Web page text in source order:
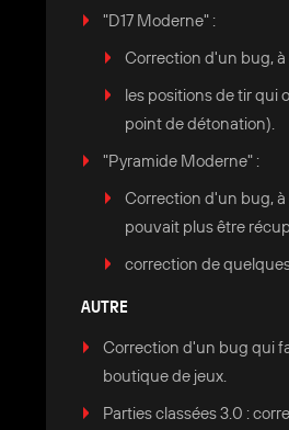
"D17 Moderne" :
Correction d'un bug, à
les positions de tir qui
point de détonation).
"Pyramide Moderne" :
Correction d'un bug,
pouvait plus être
correction de
AUTRE
Correction d'un bug qui
boutique de jeux.
Parties classées 3.0 :